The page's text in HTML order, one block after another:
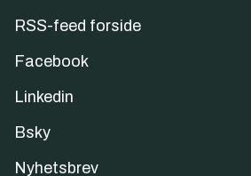
RSS-feed forside
Facebook
Linkedin
Bsky
Nyhetsbrev